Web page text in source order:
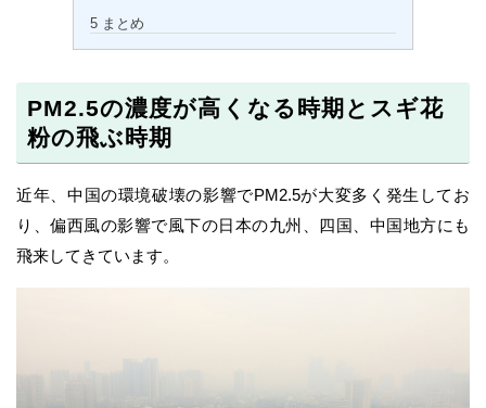
5 まとめ
PM2.5の濃度が高くなる時期とスギ花
粉の飛ぶ時期
近年、中国の環境破壊の影響でPM2.5が大変多く発生してお
り、偏西風の影響で風下の日本の九州、四国、中国地方にも
飛来してきています。